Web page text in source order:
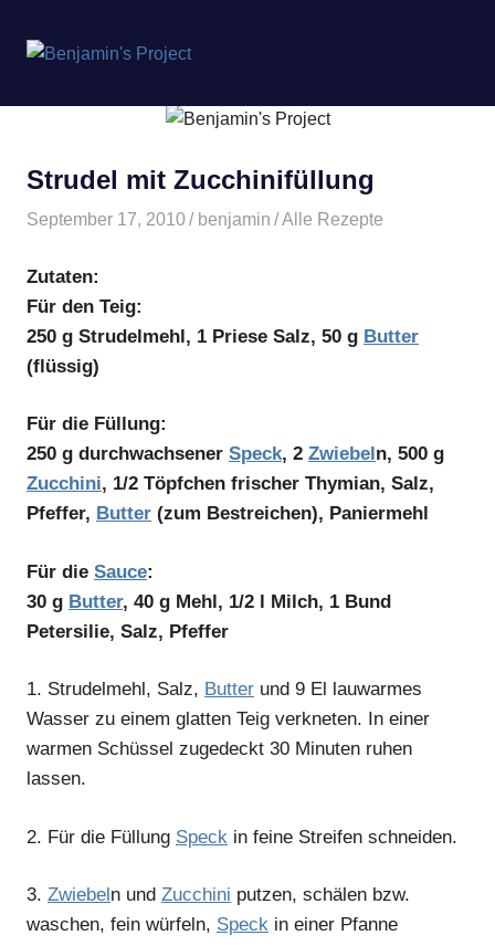
springen
Project
Strudel mit Zucchinifüllung
September 17, 2010 benjamin Alle Rezepte
Zutaten:
Für den Teig:
250 g Strudelmehl, 1 Priese Salz, 50 g Butter
(flüssig)
Für die Füllung:
250 g durchwachsener Speck, 2 Zwiebeln, 500 g
Zucchini, 1/2 Töpfchen frischer Thymian, Salz,
Pfeffer, Butter (zum Bestreichen), Paniermehl
Für die Sauce:
30 g Butter, 40 g Mehl, 1/2 l Milch, 1 Bund
Petersilie, Salz, Pfeffer
1. Strudelmehl, Salz, Butter und 9 El lauwarmes
Wasser zu einem glatten Teig verkneten. In einer
warmen Schüssel zugedeckt 30 Minuten ruhen
lassen.
2. Für die Füllung Speck in feine Streifen schneiden.
3. Zwiebeln und Zucchini putzen, schälen bzw.
waschen, fein würfeln, Speck in einer Pfanne